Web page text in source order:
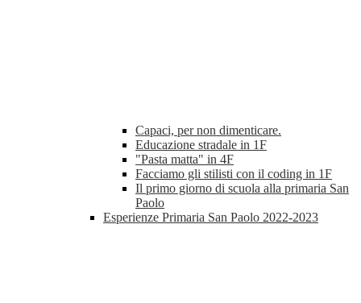
Capaci, per non dimenticare.
Educazione stradale in 1F
"Pasta matta" in 4F
Facciamo gli stilisti con il coding in 1F
Il primo giorno di scuola alla primaria San
Paolo
Esperienze Primaria San Paolo 2022-2023